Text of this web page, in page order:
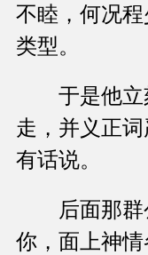
不睦，何况
类型。
于是他立
走，并义正
有话说。
后面那群
你，面上神